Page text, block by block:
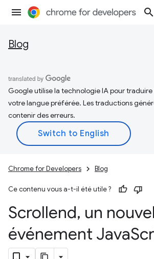
Blog
Google utilise la technologie IA pour
votre langue préférée. Les traductions
contenir des erreurs.
Chrome for Developers Blog
Ce contenu vous a-t-il été utile ?
Scrollend, un nouvel
événement Java